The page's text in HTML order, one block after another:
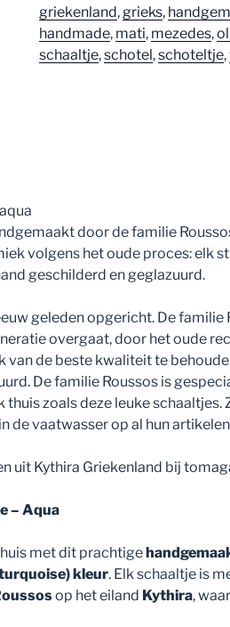
griekenland,grieks,
handmade, mati, mezedes,
schaaltje,schotel,schoteltje,
door de familie
volgens het oude proces: elk
geschilderd en geglazuurd.
geleden opgericht. De familie
overgaat, door het oude
van de beste kwaliteit te
De familie Roussos is
zoals deze leuke schaaltjes.
de vaatwasser op al hun
uit Kythira Griekenland bij
– Aqua
met dit prachtige
kleur. Elk schaaltje is
op het eiland Kythira,